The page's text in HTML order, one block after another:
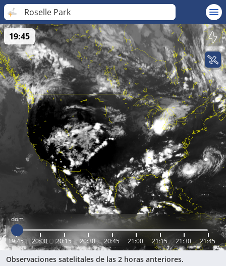
Roselle Park
dom
19:45 20:00 20:15 20:30 20:45 21:00 21:15 21:30 21:45
19:45
Observaciones satelitales de las 2 horas anteriores.